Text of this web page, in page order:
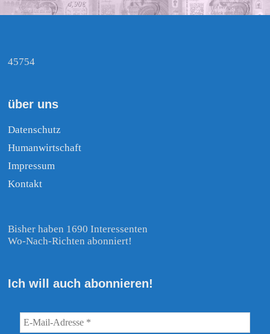
45754
über uns
Datenschutz
Humanwirtschaft
Impressum
Kontakt
Bisher haben 1690 Interessenten
Wo-Nach-Richten abonniert!
Ich will auch abonnieren!